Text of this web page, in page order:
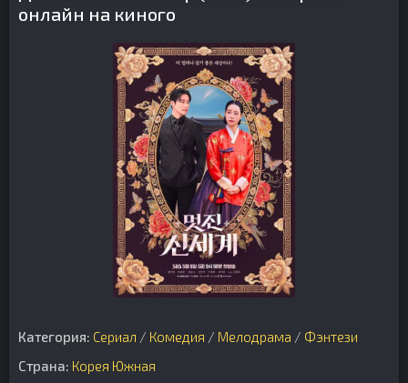
онлайн на киного
Категория: Сериал / Комедия / Мелодрама / Фэнтези
Страна: Корея Южная